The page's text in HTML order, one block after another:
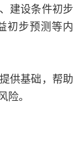
建设条件初步
初步预测等内
供基础，帮助
。